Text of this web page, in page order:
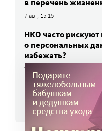
7 авг, 15:15
НКО часто
о персональных
избежать?
7 авг, 13:13
ВСЕ НОВОСТИ